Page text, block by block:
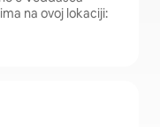
na ovoj lokaciji: